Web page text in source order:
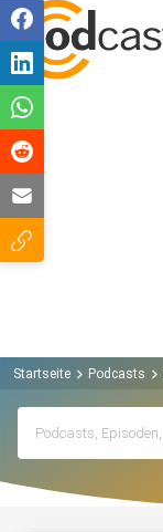
Startseite Podcasts